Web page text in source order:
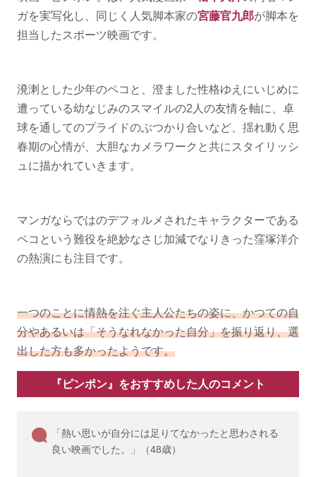
ガを実写化し、同じく人気脚本家の宮藤官九郎が脚本を
担当したスポーツ映画です。
溌溂とした少年のペコと、澄ました性格ゆえにいじめに
遭っている幼なじみのスマイルの2人の友情を軸に、卓
球を通してのプライドのぶつかり合いなど、揺れ動く思
春期の心情が、大胆なカメラワークと共にスタイリッシ
ュに描かれていきます。
マンガならではのデフォルメされたキャラクターである
ペコという難役を絶妙なさじ加減でなりきった窪塚洋介
の熱演にも注目です。
一つのことに情熱を注ぐ主人公たちの姿に、かつての自
分やあるいは「そうなれなかった自分」を振り返り、選
出した方も多かったようです。
『ピンポン』をおすすめした人のコメント
「熱い思いが自分には足りてなかったと思わされる
良い映画でした。」（48歳）